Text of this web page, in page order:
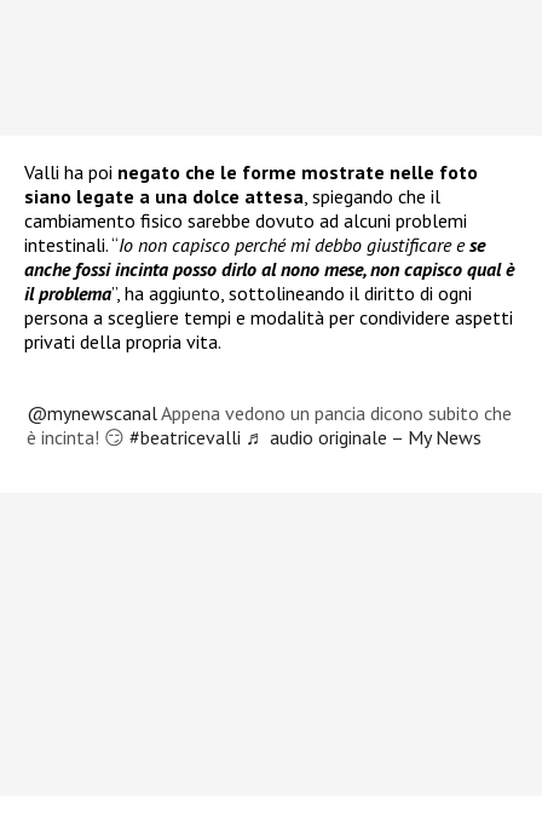
Valli ha poi negato che le forme mostrate nelle foto
siano legate a una dolce attesa , spiegando che il
cambiamento fisico sarebbe dovuto ad alcuni problemi
intestinali. “Io non capisco perché mi debbo giustificare ese
anche fossi incinta posso dirlo al nono mese, non capisco qual è
il problema”, ha aggiunto, sottolineando il diritto di ogni
persona a scegliere tempi e modalità per condividere aspetti
privati della propria vita.
@mynewscanalAppena vedono un pancia dicono subito che
è incinta! 😏#beatricevalli ♬ audio originale – My News